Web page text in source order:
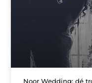
Noor Wedding: dé